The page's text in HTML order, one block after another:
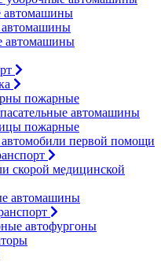
автомашины
автомашины
пожарные
автомашины
пожарные
первой помощи
скорой медицинской
автомашины
автофургоны